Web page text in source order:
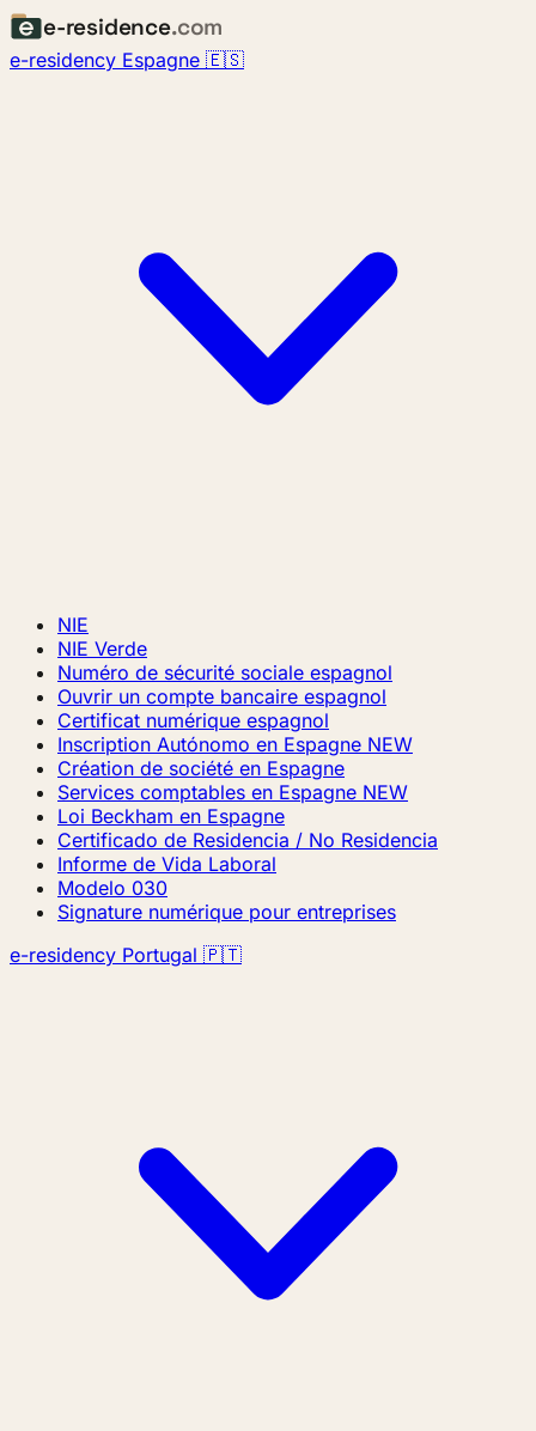
e-residence.com
e-residency Espagne 🇪🇸
NIE
NIE Verde
Numéro de sécurité sociale espagnol
Ouvrir un compte bancaire espagnol
Certificat numérique espagnol
Inscription Autónomo en Espagne NEW
Création de société en Espagne
Services comptables en Espagne NEW
Loi Beckham en Espagne
Certificado de Residencia / No Residencia
Informe de Vida Laboral
Modelo 030
Signature numérique pour entreprises
e-residency Portugal 🇵🇹